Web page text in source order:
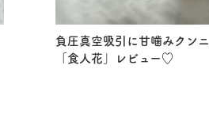
負圧真空吸引に甘噛みクン
「食人花」レビュー♡